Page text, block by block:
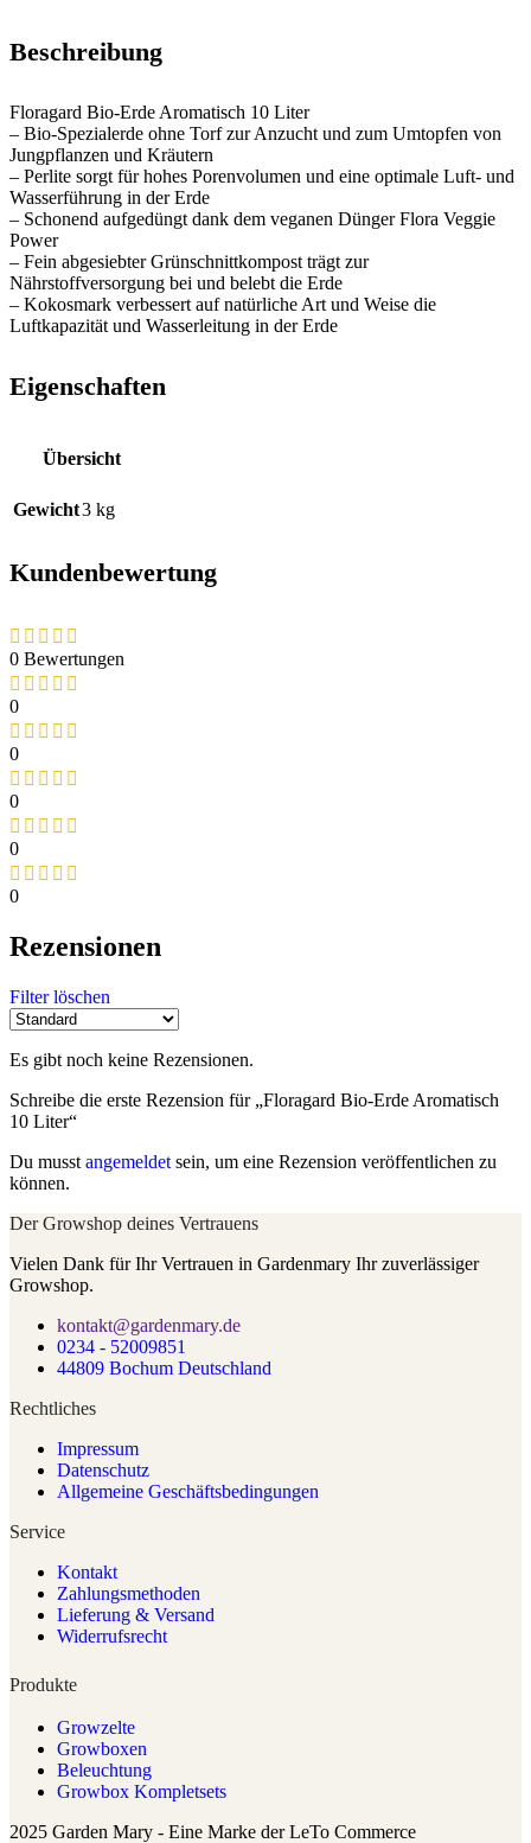
Beschreibung
Floragard Bio-Erde Aromatisch 10 Liter
– Bio-Spezialerde ohne Torf zur Anzucht und zum Umtopfen von
Jungpflanzen und Kräutern
– Perlite sorgt für hohes Porenvolumen und eine optimale Luft- und
Wasserführung in der Erde
– Schonend aufgedüngt dank dem veganen Dünger Flora Veggie
Power
– Fein abgesiebter Grünschnittkompost trägt zur
Nährstoffversorgung bei und belebt die Erde
– Kokosmark verbessert auf natürliche Art und Weise die
Luftkapazität und Wasserleitung in der Erde
Eigenschaften
Übersicht
Gewicht3 kg
Kundenbewertung
0 Bewertungen
0
0
0
0
0
Rezensionen
Filter löschen
Es gibt noch keine Rezensionen.
Schreibe die erste Rezension für „Floragard Bio-Erde Aromatisch
10 Liter“
Du musst angemeldet sein, um eine Rezension veröffentlichen zu
können.
Der Growshop deines Vertrauens
Vielen Dank für Ihr Vertrauen in Gardenmary Ihr zuverlässiger
Growshop.
kontakt@gardenmary.de
0234 - 52009851
44809 Bochum Deutschland
Rechtliches
Impressum
Datenschutz
Allgemeine Geschäftsbedingungen
Service
Kontakt
Zahlungsmethoden
Lieferung & Versand
Widerrufsrecht
Produkte
Growzelte
Growboxen
Beleuchtung
Growbox Kompletsets
2025 Garden Mary - Eine Marke der LeTo Commerce